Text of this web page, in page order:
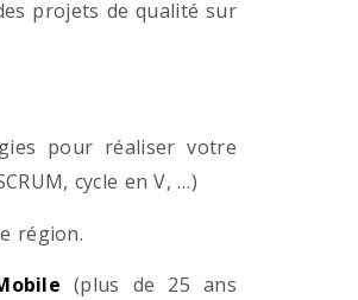
projets de qualité sur
pour réaliser votre
cycle en V, …)
région.
(plus de 25 ans